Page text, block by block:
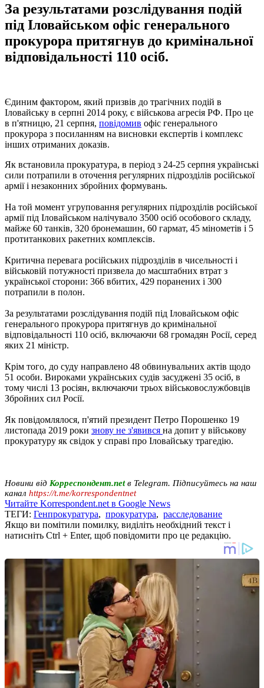
За результатами розслідування подій
під Іловайськом офіс генерального
прокурора притягнув до кримінальної
відповідальності 110 осіб.
Єдиним фактором, який призвів до трагічних подій в
Іловайську в серпні 2014 року, є військова агресія РФ. Про це
в п'ятницю, 21 серпня, повідомив офіс генерального
прокурора з посиланням на висновки експертів і комплекс
інших отриманих доказів.
Як встановила прокуратура, в період з 24-25 серпня українські
сили потрапили в оточення регулярних підрозділів російської
армії і незаконних збройних формувань.
На той момент угруповання регулярних підрозділів російської
армії під Іловайськом налічувало 3500 осіб особового складу,
майже 60 танків, 320 бронемашин, 60 гармат, 45 мінометів і 5
протитанкових ракетних комплексів.
Критична перевага російських підрозділів в чисельності і
військовій потужності призвела до масштабних втрат з
української сторони: 366 вбитих, 429 поранених і 300
потрапили в полон.
За результатами розслідування подій під Іловайськом офіс
генерального прокурора притягнув до кримінальної
відповідальності 110 осіб, включаючи 68 громадян Росії, серед
яких 21 міністр.
Крім того, до суду направлено 48 обвинувальних актів щодо
51 особи. Вироками українських судів засуджені 35 осіб, в
тому числі 13 росіян, включаючи трьох військовослужбовців
Збройних сил Росії.
Як повідомлялося, п'ятий президент Петро Порошенко 19
листопада 2019 роки знову не з'явився на допит у військову
прокуратуру як свідок у справі про Іловайську трагедію.
Новини від Корреспондент.netв Telegram. Підписуйтесь на наш
канал https://t.me/korrespondentnet
Читайте Korrespondent.net в Google News
ТЕГИ: Генпрокуратура, прокуратура, расследование
Якщо ви помітили помилку, виділіть необхідний текст і
натисніть Ctrl + Enter, щоб повідомити про це редакцію.